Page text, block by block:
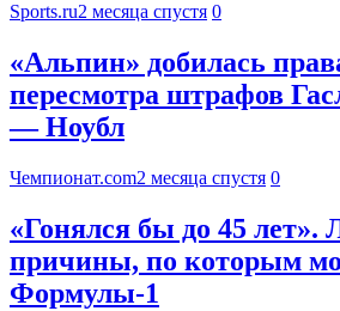
Sports.ru2 месяца спустя 0
«Альпин» добилась
пересмотра штрафов
— Ноубл
Чемпионат.com2 месяца спустя 0
«Гонялся бы до 45 лет».
причины, по которым
Формулы-1